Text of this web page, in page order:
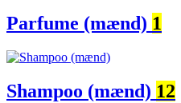
Parfume (mænd) 1
Shampoo (mænd) 12